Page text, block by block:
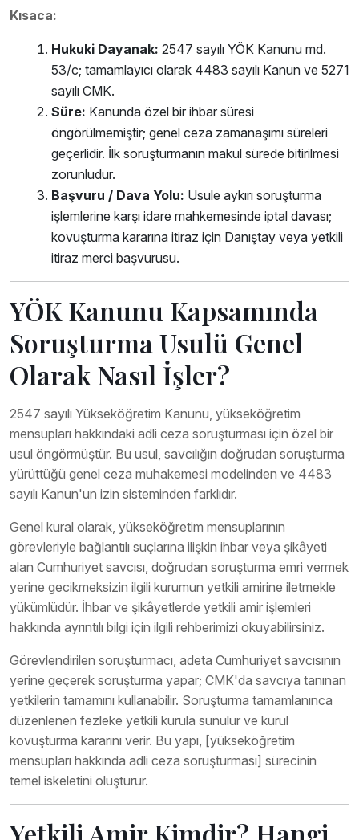
Kısaca:
Hukuki Dayanak: 2547 sayılı YÖK Kanunu md.
53/c; tamamlayıcı olarak 4483 sayılı Kanun ve 5271
sayılı CMK.
Süre: Kanunda özel bir ihbar süresi
öngörülmemiştir; genel ceza zamanaşımı süreleri
geçerlidir. İlk soruşturmanın makul sürede bitirilmesi
zorunludur.
Başvuru / Dava Yolu: Usule aykırı soruşturma
işlemlerine karşı idare mahkemesinde iptal davası;
kovuşturma kararına itiraz için Danıştay veya yetkili
itiraz merci başvurusu.
YÖK Kanunu Kapsamında
Soruşturma Usulü Genel
Olarak Nasıl İşler?
2547 sayılı Yükseköğretim Kanunu, yükseköğretim
mensupları hakkındaki adli ceza soruşturması için özel bir
usul öngörmüştür. Bu usul, savcılığın doğrudan soruşturma
yürüttüğü genel ceza muhakemesi modelinden ve 4483
sayılı Kanun'un izin sisteminden farklıdır.
Genel kural olarak, yükseköğretim mensuplarının
görevleriyle bağlantılı suçlarına ilişkin ihbar veya şikâyeti
alan Cumhuriyet savcısı, doğrudan soruşturma emri vermek
yerine gecikmeksizin ilgili kurumun yetkili amirine iletmekle
yükümlüdür. İhbar ve şikâyetlerde yetkili amir işlemleri
hakkında ayrıntılı bilgi için ilgili rehberimizi okuyabilirsiniz.
Görevlendirilen soruşturmacı, adeta Cumhuriyet savcısının
yerine geçerek soruşturma yapar; CMK'da savcıya tanınan
yetkilerin tamamını kullanabilir. Soruşturma tamamlanınca
düzenlenen fezleke yetkili kurula sunulur ve kurul
kovuşturma kararını verir. Bu yapı, [yükseköğretim
mensupları hakkında adli ceza soruşturması] sürecinin
temel iskeletini oluşturur.